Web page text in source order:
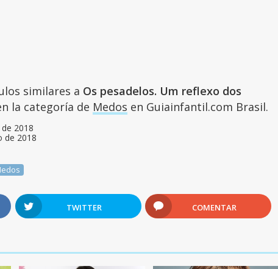
similares a Os pesadelos. Um reflexo dos
la categoría de Medos en Guiainfantil.com Brasil.
2018
de 2018
TWITTER COMENTAR